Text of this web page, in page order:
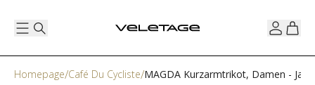
Homepage Café Du Cycliste MAGDA Kurzarmtrikot, Damen -